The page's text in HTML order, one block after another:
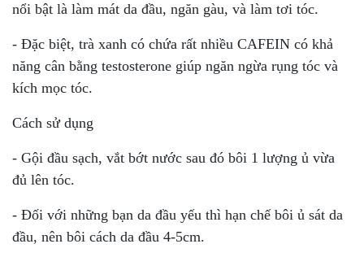
nổi bật là làm mát da đầu, ngăn gàu, và làm tơi tóc.
- Đặc biệt, trà xanh có chứa rất nhiều CAFEIN có khả
năng cân bằng testosterone giúp ngăn ngừa rụng tóc và
kích mọc tóc.
Cách sử dụng
- Gội đầu sạch, vắt bớt nước sau đó bôi 1 lượng ủ vừa
đủ lên tóc.
- Đối với những bạn da đầu yếu thì hạn chế bôi ủ sát da
đầu, nên bôi cách da đầu 4-5cm.